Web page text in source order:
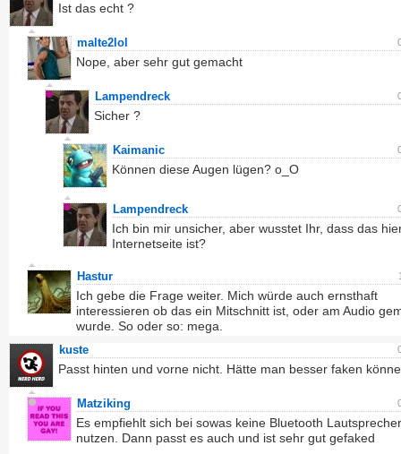
Ist das echt ?
malte2lol
Nope, aber sehr gut gemacht
Lampendreck
Sicher ?
Kaimanic
Können diese Augen lügen? o_O
Lampendreck
Ich bin mir unsicher, aber wusstet Ihr, dass das
Internetseite ist?
Hastur
Ich gebe die Frage weiter. Mich würde auch ernsthaft
interessieren ob das ein Mitschnitt ist, oder am Audio
wurde. So oder so: mega.
kuste
Passt hinten und vorne nicht. Hätte man besser faken
Matziking
Es empfiehlt sich bei sowas keine Bluetooth
nutzen. Dann passt es auch und ist sehr gut gefaked